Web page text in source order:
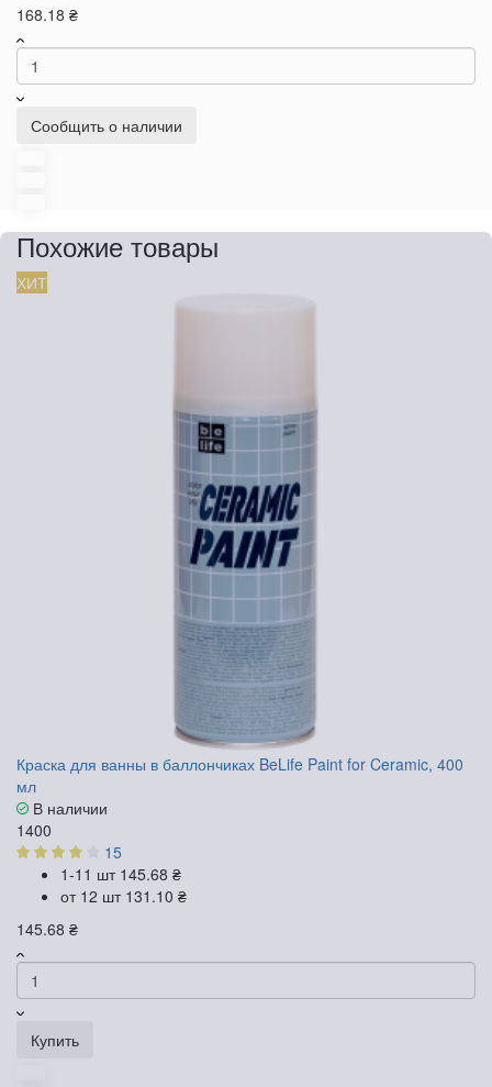
168.18 ₴
Сообщить о наличии
Похожие товары
ХИТ
Краска для ванны в баллончиках BeLife Paint for Ceramic, 400
мл
В наличии
1400
15
1-11 шт 145.68 ₴
от 12 шт 131.10 ₴
145.68 ₴
Купить